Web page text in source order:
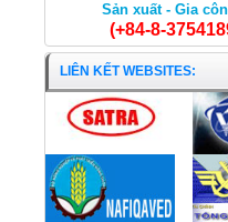
Sản xuất - Gia
(+84-8-
LIÊN KẾT WEBSITES: